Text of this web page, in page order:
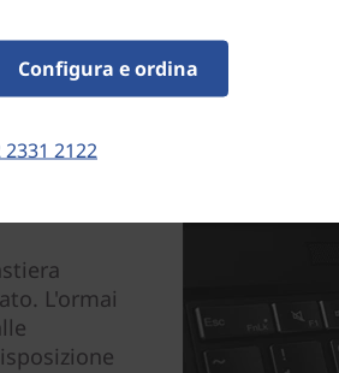
L'ormai
Configura e ordina
2331 2122